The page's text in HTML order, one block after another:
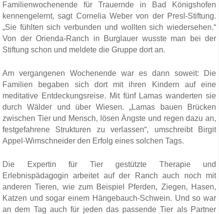
Familienwochenende für Trauernde in Bad Königshofen
kennengelernt, sagt Cornelia Weber von der Presl-Stiftung.
„Sie fühlten sich verbunden und wollten sich wiedersehen.“
Von der Orienda-Ranch in Burglauer wusste man bei der
Stiftung schon und meldete die Gruppe dort an.
Am vergangenen Wochenende war es dann soweit: Die
Familien begaben sich dort mit ihren Kindern auf eine
meditative Entdeckungsreise. Mit fünf Lamas wanderten sie
durch Wälder und über Wiesen. „Lamas bauen Brücken
zwischen Tier und Mensch, lösen Ängste und regen dazu an,
festgefahrene Strukturen zu verlassen“, umschreibt Birgit
Appel-Wimschneider den Erfolg eines solchen Tags.
Die Expertin für Tier gestützte Therapie und
Erlebnispädagogin arbeitet auf der Ranch auch noch mit
anderen Tieren, wie zum Beispiel Pferden, Ziegen, Hasen,
Katzen und sogar einem Hängebauch-Schwein. Und so war
an dem Tag auch für jeden das passende Tier als Partner